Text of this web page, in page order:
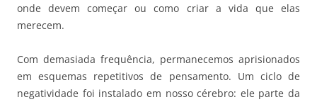
onde devem começar ou como criar a vida que elas
merecem.
Com demasiada frequência, permanecemos aprisionados
em esquemas repetitivos de pensamento. Um ciclo de
negatividade foi instalado em nosso cérebro: ele parte da